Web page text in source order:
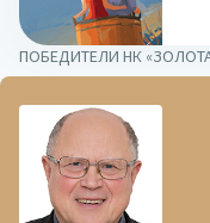
ПОБЕДИТЕЛИ НК